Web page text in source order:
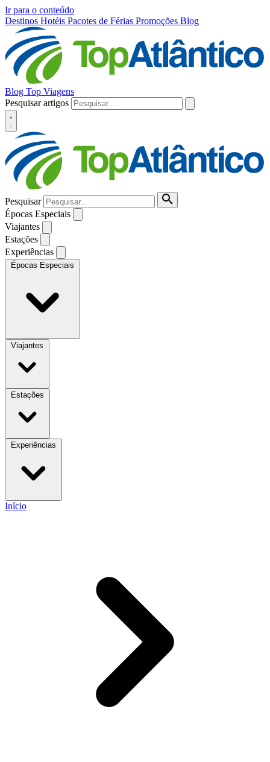
Ir para o conteúdo
Destinos Hotéis Pacotes de Férias Promoções Blog
Blog Top Viagens
Pesquisar artigos
Pesquisar
Épocas Especiais
Viajantes
Estações
Experiências
Épocas Especiais
Viajantes
Estações
Experiências
Início